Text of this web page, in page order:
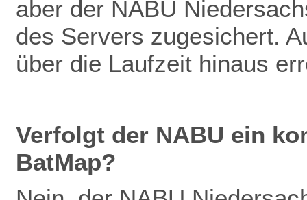
aber der NABU
des Servers zugesichert.
über die Laufzeit hinaus
Verfolgt der NABU ein
BatMap?